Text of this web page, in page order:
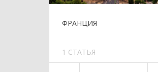
ФРАНЦИЯ
1 СТАТЬЯ